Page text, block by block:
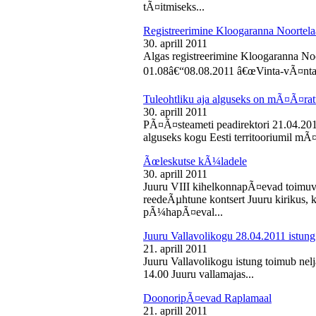
tÃ¤itmiseks...
Registreerimine Kloogaranna
30. aprill 2011
Algas registreerimine Kloogaranna
01.08â€“08.08.2011 â€œVinta-
Tuleohtliku aja alguseks on
30. aprill 2011
PÃ¤Ã¤steameti peadirektori
alguseks kogu Eesti territooriumil
Ãœleskutse kÃ¼ladele
30. aprill 2011
Juuru VIII kihelkonnapÃ¤evad
reedeÃµhtune kontsert Juuru
pÃ¼hapÃ¤eval...
Juuru Vallavolikogu 28.04.2011 istung
21. aprill 2011
Juuru Vallavolikogu istung toimub
14.00 Juuru vallamajas...
DoonoripÃ¤evad Raplamaal
21. aprill 2011